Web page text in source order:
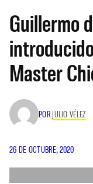
Guillermo
Master
POR JULIO VÉLEZ
26 DE OCTUBRE, 2020